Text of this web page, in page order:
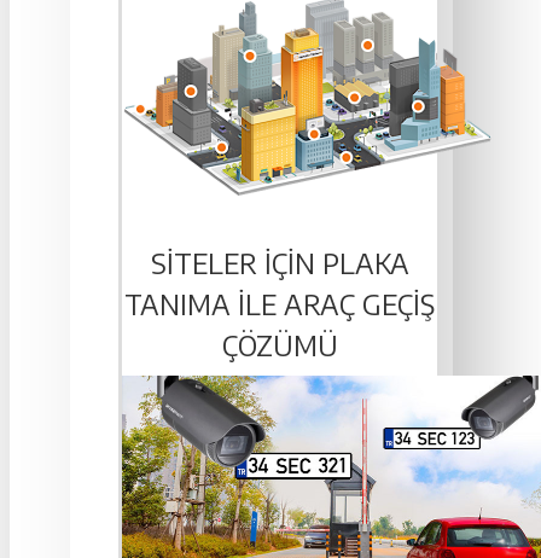
SITELER IÇIN PLAKA
TANIMA ILE ARAÇ GEÇIŞ
ÇÖZÜMÜ